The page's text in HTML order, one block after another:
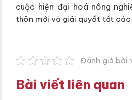
cuộc hiện đại hoá nông
thôn mới và giải quyết tốt các
Đánh giá bài
Bài viết liên quan